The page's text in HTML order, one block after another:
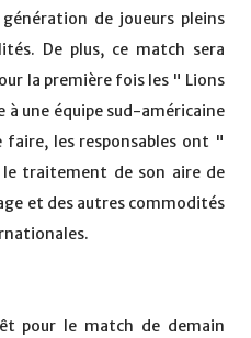
génération de joueurs pleins
De plus, ce match sera
la première fois les " Lions
à une équipe sud-américaine
faire, les responsables ont "
traitement de son aire de
et des autres commodités
pour le match de demain